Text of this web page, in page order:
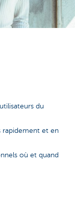
du
rapidement et en
où et quand